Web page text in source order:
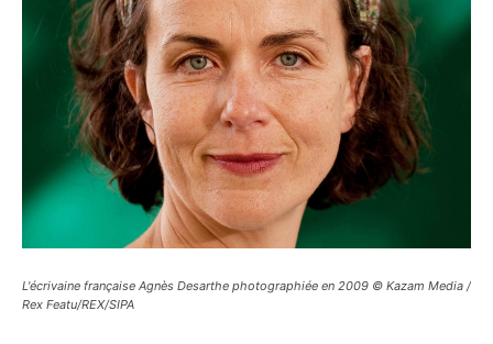
L'écrivaine française Agnès Desarthe photographiée en 2009 © Kazam Media /
Rex Featu/REX/SIPA